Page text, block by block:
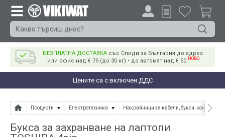
БЕЗПЛАТНА ДОСТАВКА със Спиди за България до адрес
или офис над € 75 (до 30 кг) • до автомат над € 50 НОВО
Цените са с включен ДДС
Продукти Електротехника Накрайници за кабели, букси, конектори
Букса за захранване на лаптопи